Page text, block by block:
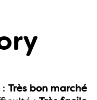
Très bon marché